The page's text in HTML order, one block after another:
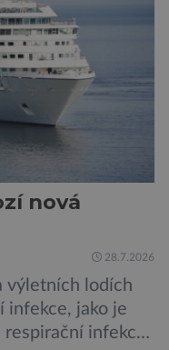
nová
28.7.2026
výletních lodích
infekce, jako je
infekce,